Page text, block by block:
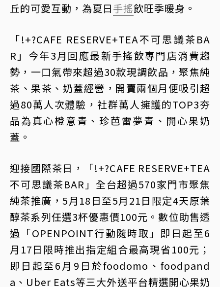
丘的可愛互動，為夏日手搖飲旺季暖身。
「!+?CAFE RESERVE+TEA不可思議茶BA
R」今年3月回應最新手搖飲專門店消費趨
勢，一口氣帶來超過30款現調飲品，聚焦純
茶、果茶、奶蓋經營，開賣兩個月便吸引超
過80萬人次體驗，社群萬人擁護的TOP3夯
品為真心橙意青、珍芭雷夢青、開心果奶
蓋。
迎接國際茶日，「!+?CAFE RESERVE+TEA
不可思議茶BAR」全台超過570家門市聚焦
純茶推廣，5月18日至5月21日限定4天原葉
醇茶系列任選3杯優惠價100元。數位助售透
過「OPENPOINT行動隨時取」即日起至6
月17日限時推出指定組合最高現省100元；
即日起至6月9日於foodomo、foodpand
a、Uber Eats等三大外送平台精選開心果奶